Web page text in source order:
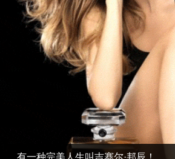
有一种完美人生叫吉赛尔·邦辰！